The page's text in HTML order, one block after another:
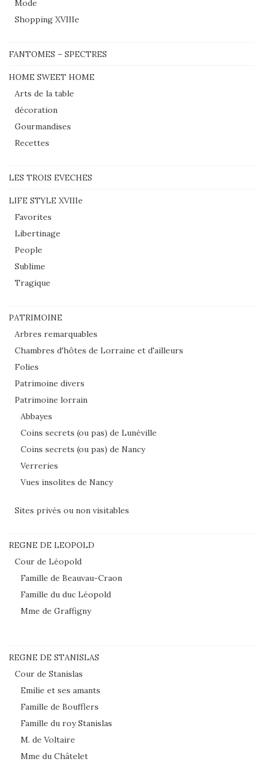
Mode
Shopping XVIIIe
FANTOMES – SPECTRES
HOME SWEET HOME
Arts de la table
décoration
Gourmandises
Recettes
LES TROIS EVECHES
LIFE STYLE XVIIIe
Favorites
Libertinage
People
Sublime
Tragique
PATRIMOINE
Arbres remarquables
Chambres d'hôtes de Lorraine et d'ailleurs
Folies
Patrimoine divers
Patrimoine lorrain
Abbayes
Coins secrets (ou pas) de Lunéville
Coins secrets (ou pas) de Nancy
Verreries
Vues insolites de Nancy
Sites privés ou non visitables
REGNE DE LEOPOLD
Cour de Léopold
Famille de Beauvau-Craon
Famille du duc Léopold
Mme de Graffigny
REGNE DE STANISLAS
Cour de Stanislas
Emilie et ses amants
Famille de Boufflers
Famille du roy Stanislas
M. de Voltaire
Mme du Châtelet